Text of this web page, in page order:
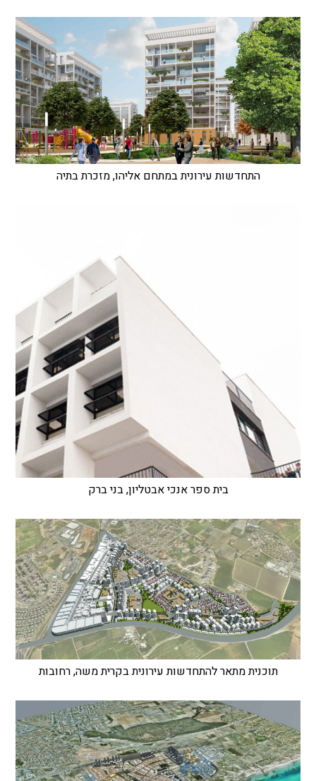
התחדשות עירונית במתחם אליהו, מזכרת בתיה
בית ספר אנכי אבטליון, בני ברק
תוכנית מתאר להתחדשות עירונית בקרית משה, רחובות